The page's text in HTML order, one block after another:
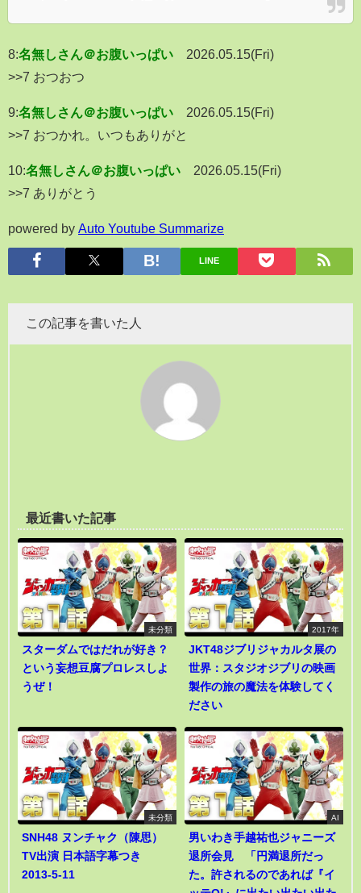
8:名無しさん＠お腹いっぱい
2026.05.15(Fri)
>>7 おつおつ
9:名無しさん＠お腹いっぱい
2026.05.15(Fri)
>>7 おつかれ。いつもありがと
10:名無しさん＠お腹いっぱい
2026.05.15(Fri)
>>7 ありがとう
powered by Auto Youtube Summarize
LINE
この記事を書いた人
最近書いた記事
未分類
スターダムではだれが好き？
という妄想豆腐プロレスしよ
うぜ！
2017年
JKT48ジブリジャカルタ展の
世界：スタジオジブリの映画
製作の旅の魔法を体験してく
ださい
未分類
SNH48 ヌンチャク（陳思）
TV出演 日本語字幕つき
2013-5-11
AI
男いわき手越祐也ジャニーズ
退所会見 「円満退所だっ
た。許されるのであれば『イ